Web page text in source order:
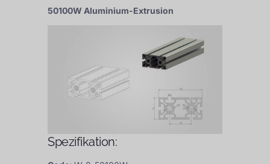
50100W Aluminium-Extrusion
Spezifikation: